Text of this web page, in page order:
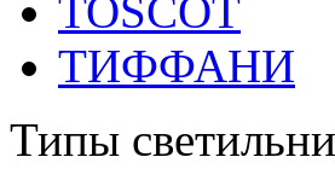
TOSCOT
ТИФФАНИ
Типы